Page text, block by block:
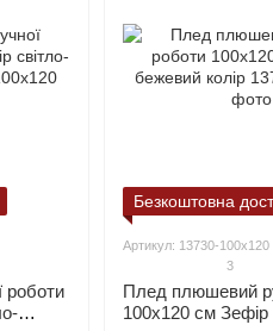
роботи
Безкоштовна
Артикул: 13730-100х120
3
Плед плюшевий
100х120 см